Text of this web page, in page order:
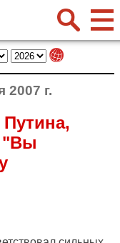
2007 г.
"Вы